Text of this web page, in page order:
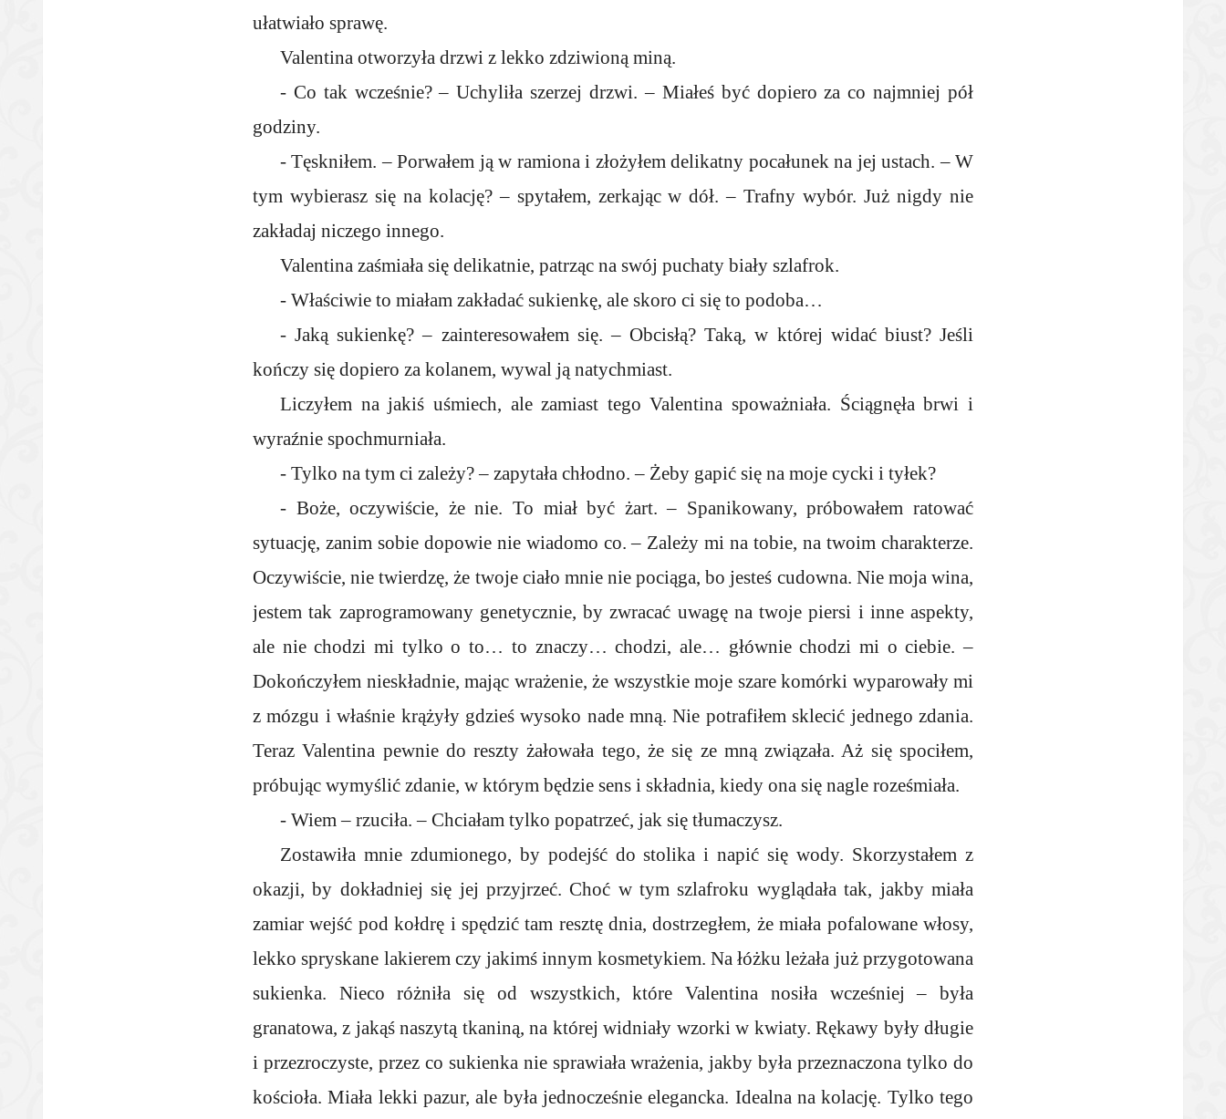
ułatwiało sprawę.
Valentina otworzyła drzwi z lekko zdziwioną miną.
- Co tak wcześnie? – Uchyliła szerzej drzwi. – Miałeś być dopiero za co najmniej pół
godziny.
- Tęskniłem. – Porwałem ją w ramiona i złożyłem delikatny pocałunek na jej ustach. – W
tym wybierasz się na kolację? – spytałem, zerkając w dół. – Trafny wybór. Już nigdy nie
zakładaj niczego innego.
Valentina zaśmiała się delikatnie, patrząc na swój puchaty biały szlafrok.
- Właściwie to miałam zakładać sukienkę, ale skoro ci się to podoba…
- Jaką sukienkę? – zainteresowałem się. – Obcisłą? Taką, w której widać biust? Jeśli
kończy się dopiero za kolanem, wywal ją natychmiast.
Liczyłem na jakiś uśmiech, ale zamiast tego Valentina spoważniała. Ściągnęła brwi i
wyraźnie spochmurniała.
- Tylko na tym ci zależy? – zapytała chłodno. – Żeby gapić się na moje cycki i tyłek?
- Boże, oczywiście, że nie. To miał być żart. – Spanikowany, próbowałem ratować
sytuację, zanim sobie dopowie nie wiadomo co. – Zależy mi na tobie, na twoim charakterze.
Oczywiście, nie twierdzę, że twoje ciało mnie nie pociąga, bo jesteś cudowna. Nie moja wina,
jestem tak zaprogramowany genetycznie, by zwracać uwagę na twoje piersi i inne aspekty,
ale nie chodzi mi tylko o to… to znaczy… chodzi, ale… głównie chodzi mi o ciebie. –
Dokończyłem nieskładnie, mając wrażenie, że wszystkie moje szare komórki wyparowały mi
z mózgu i właśnie krążyły gdzieś wysoko nade mną. Nie potrafiłem sklecić jednego zdania.
Teraz Valentina pewnie do reszty żałowała tego, że się ze mną związała. Aż się spociłem,
próbując wymyślić zdanie, w którym będzie sens i składnia, kiedy ona się nagle roześmiała.
- Wiem – rzuciła. – Chciałam tylko popatrzeć, jak się tłumaczysz.
Zostawiła mnie zdumionego, by podejść do stolika i napić się wody. Skorzystałem z
okazji, by dokładniej się jej przyjrzeć. Choć w tym szlafroku wyglądała tak, jakby miała
zamiar wejść pod kołdrę i spędzić tam resztę dnia, dostrzegłem, że miała pofalowane włosy,
lekko spryskane lakierem czy jakimś innym kosmetykiem. Na łóżku leżała już przygotowana
sukienka. Nieco różniła się od wszystkich, które Valentina nosiła wcześniej – była
granatowa, z jakąś naszytą tkaniną, na której widniały wzorki w kwiaty. Rękawy były długie
i przezroczyste, przez co sukienka nie sprawiała wrażenia, jakby była przeznaczona tylko do
kościoła. Miała lekki pazur, ale była jednocześnie elegancka. Idealna na kolację. Tylko tego